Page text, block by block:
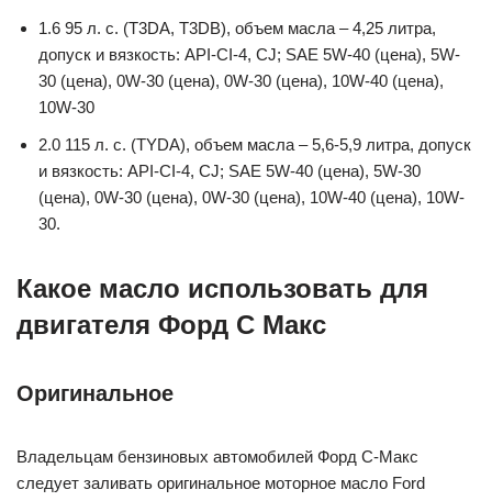
1.6 95 л. с. (T3DA, T3DB), объем масла – 4,25 литра,
допуск и вязкость: API-CI-4, CJ; SAE 5W-40 (цена), 5W-
30 (цена), 0W-30 (цена), 0W-30 (цена), 10W-40 (цена),
10W-30
2.0 115 л. с. (TYDA), объем масла – 5,6-5,9 литра, допуск
и вязкость: API-CI-4, CJ; SAE 5W-40 (цена), 5W-30
(цена), 0W-30 (цена), 0W-30 (цена), 10W-40 (цена), 10W-
30.
Какое масло использовать для
двигателя Форд С Макс
Оригинальное
Владельцам бензиновых автомобилей Форд С-Макс
следует заливать оригинальное моторное масло Ford